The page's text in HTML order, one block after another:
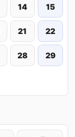
14 15
21 22
28 29